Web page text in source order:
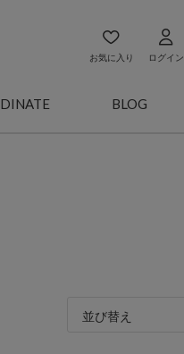
お気に入り ログイン
BLOG
並び替え